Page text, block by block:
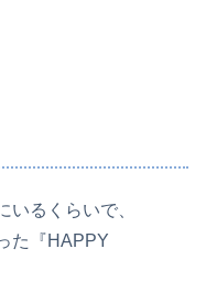
るくらいで、
た『HAPPY